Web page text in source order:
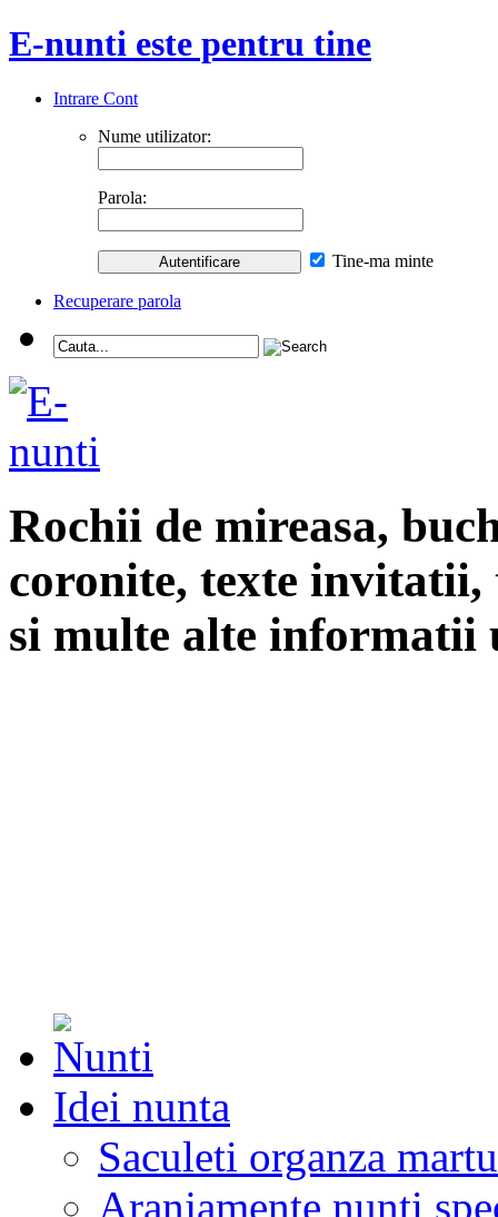
E-nunti este pentru tine
Intrare Cont
Nume utilizator:
Parola:
Tine-ma minte
Recuperare parola
Rochii de mireasa,
coronite, texte
si multe alte informatii
Idei nunta
Saculeti organza
Aranjamente nunti